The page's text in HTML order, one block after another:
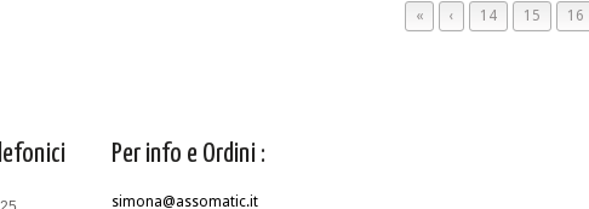
« ‹ 14 15 16
Per info e Ordini :
simona@assomatic.it